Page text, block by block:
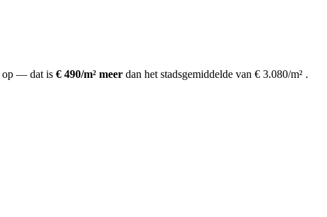
op — dat is € 490/m² meer dan het stadsgemiddelde van € 3.080/m² .